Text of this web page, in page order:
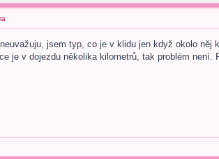
jsem typ, co je v klidu jen když okolo něj
je v dojezdu několika kilometrů, tak problém